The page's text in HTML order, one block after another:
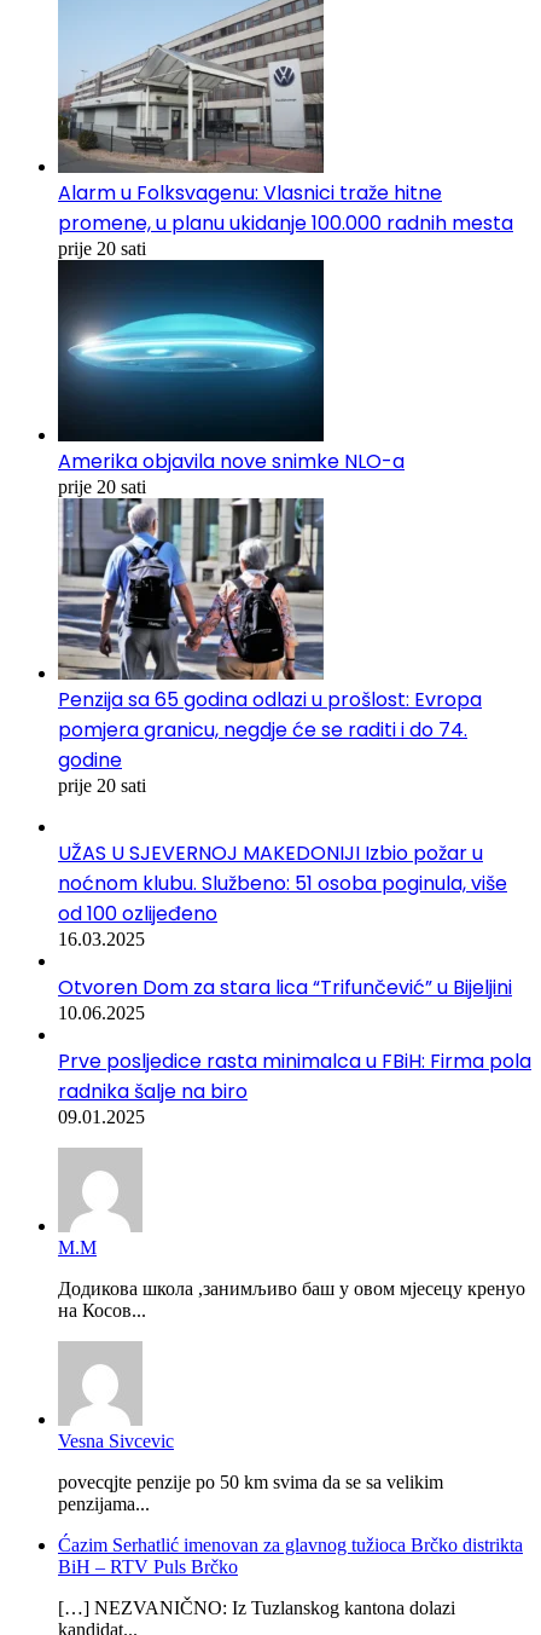
Alarm u Folksvagenu: Vlasnici traže hitne
promene, u planu ukidanje 100.000 radnih mesta
prije 20 sati
Amerika objavila nove snimke NLO-a
prije 20 sati
Penzija sa 65 godina odlazi u prošlost: Evropa
pomjera granicu, negdje će se raditi i do 74.
godine
prije 20 sati
UŽAS U SJEVERNOJ MAKEDONIJI Izbio požar u
noćnom klubu. Službeno: 51 osoba poginula, više
od 100 ozlijeđeno
16.03.2025
Otvoren Dom za stara lica “Trifunčević” u Bijeljini
10.06.2025
Prve posljedice rasta minimalca u FBiH: Firma pola
radnika šalje na biro
09.01.2025
М.М
Додикова школа ,занимљиво баш у овом мјесецу кренуо
на Косов...
Vesna Sivcevic
povecqjte penzije po 50 km svima da se sa velikim
penzijama...
Ćazim Serhatlić imenovan za glavnog tužioca Brčko distrikta
BiH – RTV Puls Brčko
[…] NEZVANIČNO: Iz Tuzlanskog kantona dolazi
kandidat...